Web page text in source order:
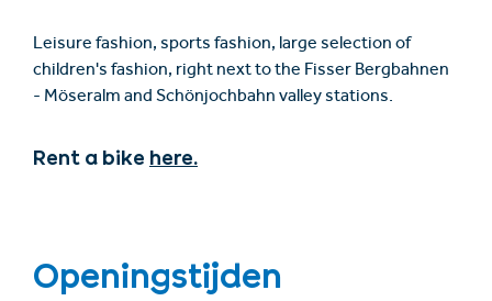
Leisure fashion, sports fashion, large selection of
children's fashion, right next to the Fisser Bergbahnen
- Möseralm and Schönjochbahn valley stations.
Rent a bike here.
Openingstijden